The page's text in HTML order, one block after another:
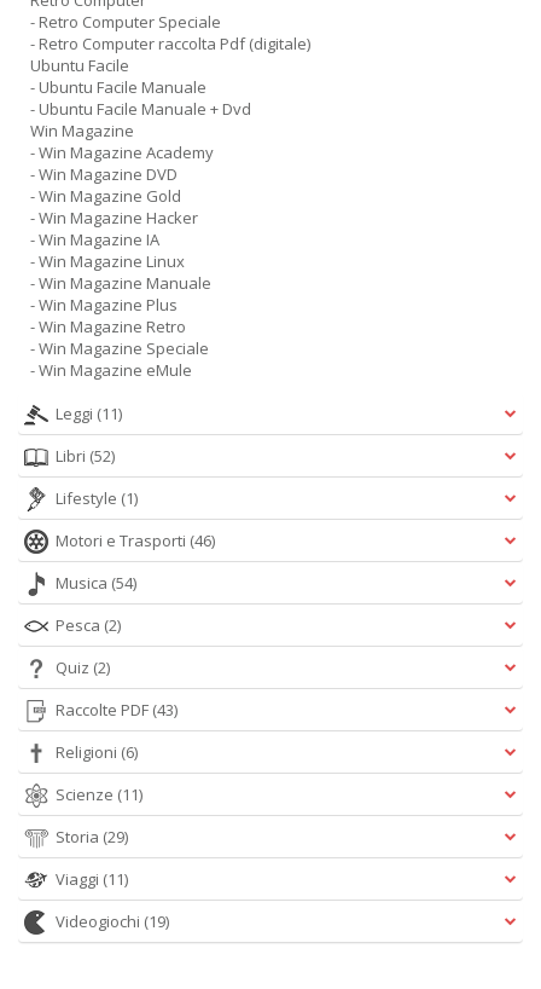
- Retro Computer Speciale
- Retro Computer raccolta Pdf (digitale)
Ubuntu Facile
- Ubuntu Facile Manuale
- Ubuntu Facile Manuale + Dvd
Win Magazine
- Win Magazine Academy
- Win Magazine DVD
- Win Magazine Gold
- Win Magazine Hacker
- Win Magazine IA
- Win Magazine Linux
- Win Magazine Manuale
- Win Magazine Plus
- Win Magazine Retro
- Win Magazine Speciale
- Win Magazine eMule
Leggi (11)
Libri (52)
Lifestyle (1)
Motori e Trasporti (46)
Musica (54)
Pesca (2)
Quiz (2)
Raccolte PDF (43)
Religioni (6)
Scienze (11)
Storia (29)
Viaggi (11)
Videogiochi (19)